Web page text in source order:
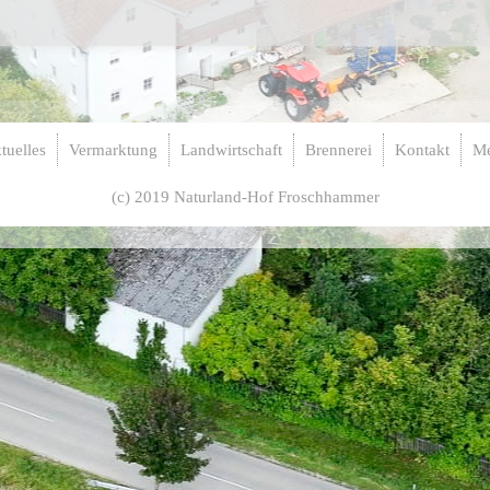
Vermarktung Landwirtschaft Brennerei Kontakt
(c) 2019 Naturland-Hof Froschhammer